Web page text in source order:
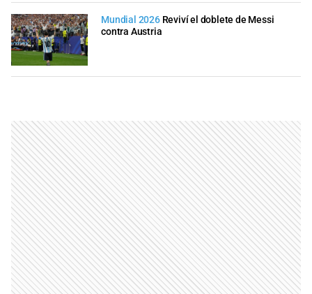
Mundial 2026 Reviví el doblete de Messi
contra Austria